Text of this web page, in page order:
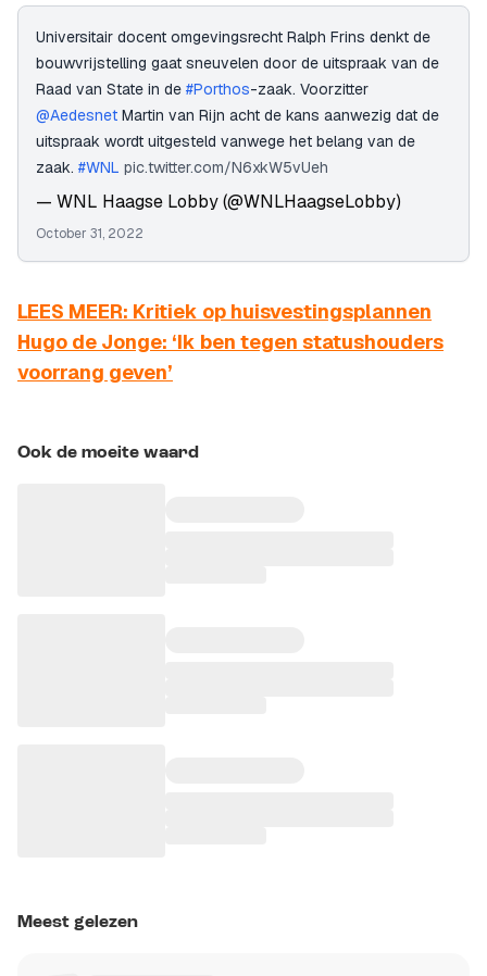
Universitair docent omgevingsrecht Ralph Frins denkt de
bouwvrijstelling gaat sneuvelen door de uitspraak van de
Raad van State in de #Porthos-zaak. Voorzitter
@Aedesnet Martin van Rijn acht de kans aanwezig dat de
uitspraak wordt uitgesteld vanwege het belang van de
zaak. #WNL pic.twitter.com/N6xkW5vUeh
— WNL Haagse Lobby (@WNLHaagseLobby)
October 31, 2022
LEES MEER: Kritiek op huisvestingsplannen
Hugo de Jonge: ‘Ik ben tegen statushouders
voorrang geven’
Ook de moeite waard
Meest gelezen